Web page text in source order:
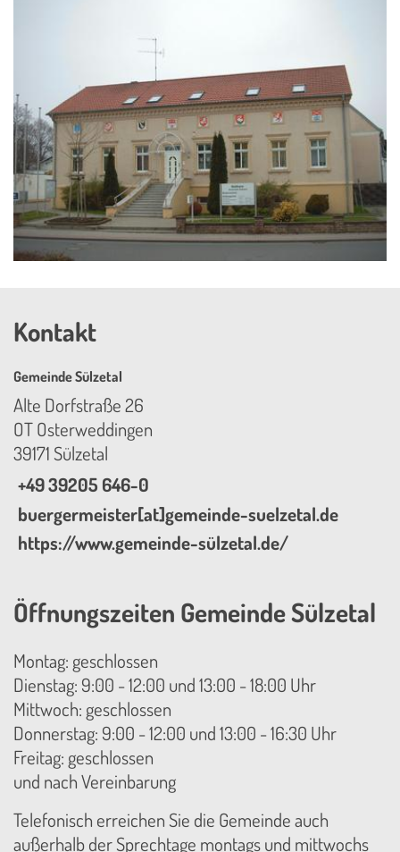
Kontakt
Gemeinde Sülzetal
Alte Dorfstraße 26
OT Osterweddingen
39171 Sülzetal
+49 39205 646-0
buergermeister[at]gemeinde-suelzetal.de
https://www.gemeinde-sülzetal.de/
Öffnungszeiten Gemeinde Sülzetal
Montag: geschlossen
Dienstag: 9:00 - 12:00 und 13:00 - 18:00 Uhr
Mittwoch: geschlossen
Donnerstag: 9:00 - 12:00 und 13:00 - 16:30 Uhr
Freitag: geschlossen
und nach Vereinbarung
Telefonisch erreichen Sie die Gemeinde auch
außerhalb der Sprechtage montags und mittwochs